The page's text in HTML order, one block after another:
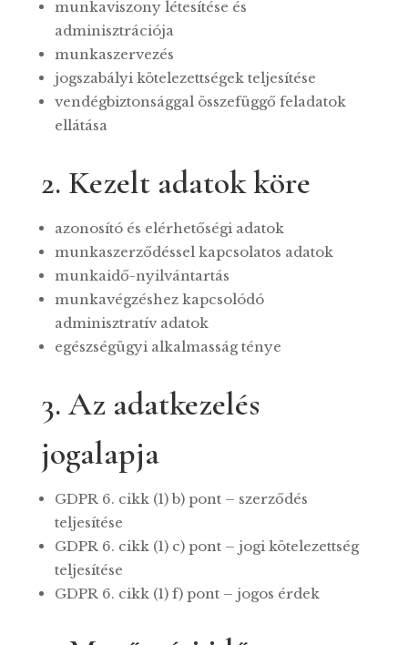
munkaviszony létesítése és
adminisztrációja
munkaszervezés
jogszabályi kötelezettségek teljesítése
vendégbiztonsággal összefüggő feladatok
ellátása
2. Kezelt adatok köre
azonosító és elérhetőségi adatok
munkaszerződéssel kapcsolatos adatok
munkaidő-nyilvántartás
munkavégzéshez kapcsolódó
adminisztratív adatok
egészségügyi alkalmasság ténye
3. Az adatkezelés
jogalapja
GDPR 6. cikk (1) b) pont – szerződés
teljesítése
GDPR 6. cikk (1) c) pont – jogi kötelezettség
teljesítése
GDPR 6. cikk (1) f) pont – jogos érdek